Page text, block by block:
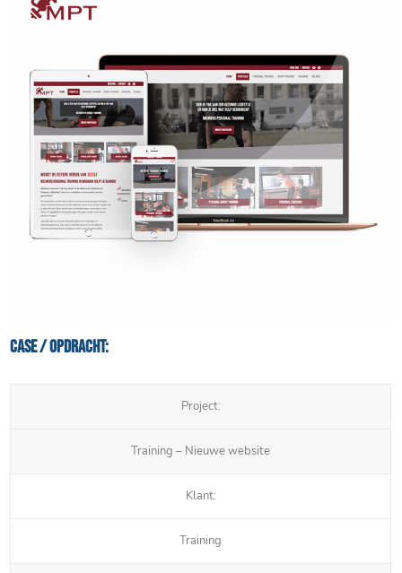
Case / Opdracht:
Project:
Training – Nieuwe website
Klant:
Training